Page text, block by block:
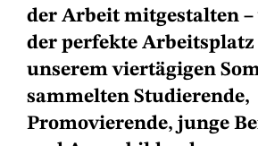
der Arbeit mitgestalten
der perfekte Arbeitsplatz
unserem viertägigen
sammelten Studierende,
Promovierende, junge